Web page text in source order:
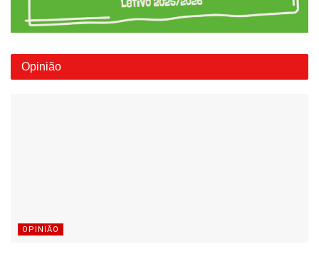
Opinião
OPINIÃO